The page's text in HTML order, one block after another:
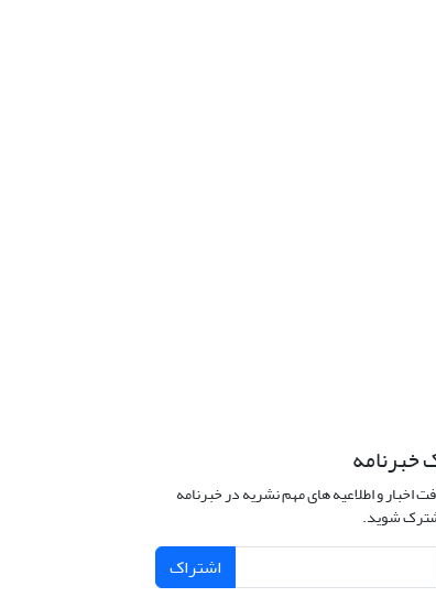
خبرنامه
اخبار و اطلاعیه های مهم نشریه در خبرنامه
شوید.
اشتراک